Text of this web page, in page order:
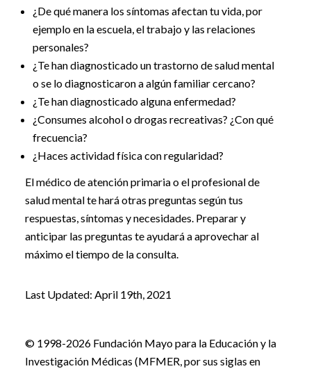
¿De qué manera los síntomas afectan tu vida, por
ejemplo en la escuela, el trabajo y las relaciones
personales?
¿Te han diagnosticado un trastorno de salud mental
o se lo diagnosticaron a algún familiar cercano?
¿Te han diagnosticado alguna enfermedad?
¿Consumes alcohol o drogas recreativas? ¿Con qué
frecuencia?
¿Haces actividad física con regularidad?
El médico de atención primaria o el profesional de
salud mental te hará otras preguntas según tus
respuestas, síntomas y necesidades. Preparar y
anticipar las preguntas te ayudará a aprovechar al
máximo el tiempo de la consulta.
Last Updated: April 19th, 2021
© 1998-2026 Fundación Mayo para la Educación y la
Investigación Médicas (MFMER, por sus siglas en